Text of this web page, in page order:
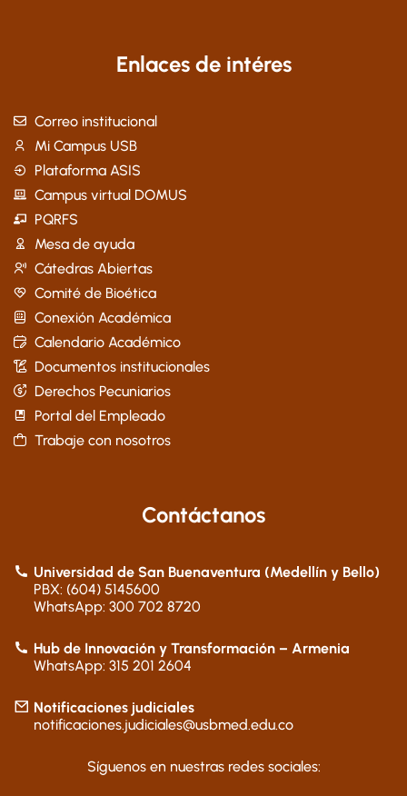
Enlaces de intéres
Correo institucional
Mi Campus USB
Plataforma ASIS
Campus virtual DOMUS
PQRFS
Mesa de ayuda
Cátedras Abiertas
Comité de Bioética
Conexión Académica
Calendario Académico
Documentos institucionales
Derechos Pecuniarios
Portal del Empleado
Trabaje con nosotros
Contáctanos
Universidad de San Buenaventura (Medellín y Bello)
PBX: (604) 5145600
WhatsApp: 300 702 8720
Hub de Innovación y Transformación – Armenia
WhatsApp: 315 201 2604
Notificaciones judiciales
notificaciones.judiciales@usbmed.edu.co
Síguenos en nuestras redes sociales: